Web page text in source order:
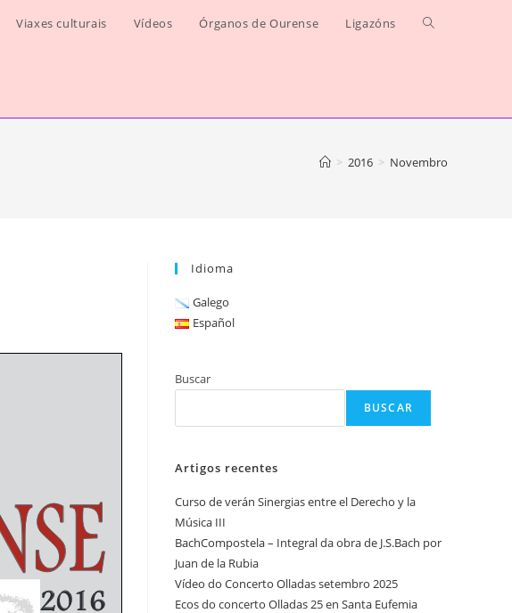
Viaxes culturais Vídeos Órganos de Ourense Ligazóns Alternar
> 2016 > Novembro
Idioma
Galego
Español
Buscar
BUSCAR
Artigos recentes
Curso de verán Sinergias entre el Derecho y la
Música III
BachCompostela – Integral da obra de J.S.Bach por
Juan de la Rubia
Vídeo do Concerto Olladas setembro 2025
Ecos do concerto Olladas 25 en Santa Eufemia